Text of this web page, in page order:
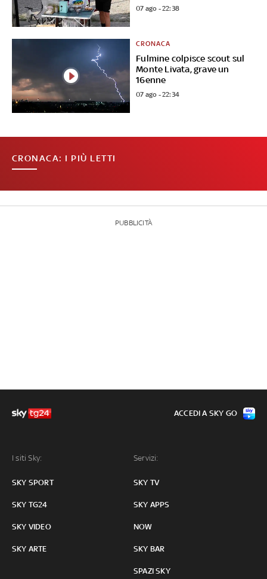
07 ago - 22:38
Fulmine colpisce scout sul
Monte Livata, grave un
16enne
CRONACA
07 ago - 22:34
CRONACA: I PIÙ LETTI
PUBBLICITÀ
I siti Sky:
SKY SPORT
SKY TG24
SKY VIDEO
SKY ARTE
Servizi:
SKY TV
SKY APPS
NOW
SKY BAR
SPAZI SKY
ACCEDI A SKY GO